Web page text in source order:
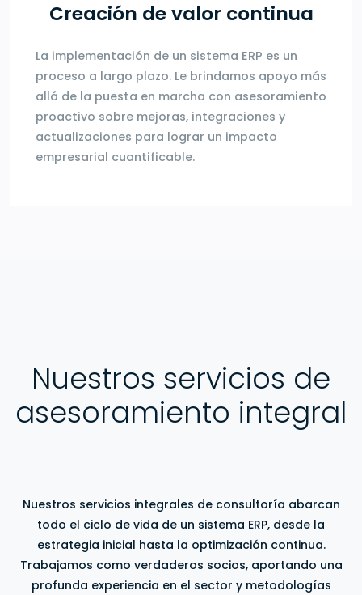
Creación de valor continua
La implementación de un sistema ERP es un
proceso a largo plazo. Le brindamos apoyo más
allá de la puesta en marcha con asesoramiento
proactivo sobre mejoras, integraciones y
actualizaciones para lograr un impacto
empresarial cuantificable.
Nuestros servicios de
asesoramiento integral
Nuestros servicios integrales de consultoría abarcan
todo el ciclo de vida de un sistema ERP, desde la
estrategia inicial hasta la optimización continua.
Trabajamos como verdaderos socios, aportando una
profunda experiencia en el sector y metodologías